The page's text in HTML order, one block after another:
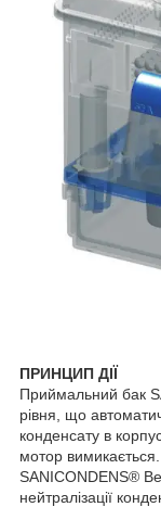
ПРИНЦИП ДІЇ
Приймальний бак
рівня, що
конденсату в
мотор вимикається.
SANICONDENS®
нейтралізації